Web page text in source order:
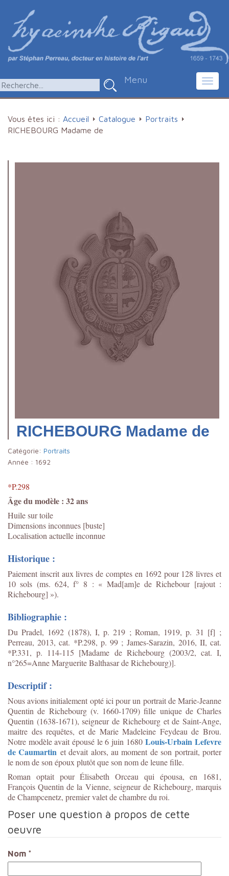
Menu
Vous êtes ici : Accueil Catalogue
Portraits
RICHEBOURG Madame de
RICHEBOURG Madame de
Catégorie: Portraits
Année : 1692
*P.298
Âge du modèle : 32 ans
Huile sur toile
Dimensions inconnues [buste]
Localisation actuelle inconnue
Historique :
Paiement inscrit aux livres de comptes en 1692 pour 128 livres et
10 sols (ms. 624, f° 8 : « Mad[am]ede Richebour [rajout :
Richebourg] »).
Bibliographie :
Du Pradel, 1692 (1878), I, p. 219 ; Roman, 1919, p. 31 [f] ;
Perreau, 2013, cat. *P.298, p. 99 ;James-Sarazin, 2016, II, cat.
*P.331, p. 114-115 [Madame de Richebourg (2003/2, cat. I,
n°265=Anne Marguerite Balthasar de Richebourg)].
Descriptif :
Nous avions initialement opté ici pour un portrait de Marie-Jeanne
Quentin de Richebourg (v. 1660-1709)fille unique de Charles
Quentin (1638-1671), seigneur de Richebourg et de Saint-Ange,
maitre des requêtes, et de Marie Madeleine Feydeau de Brou.
Notre modèle avait épousé le 6 juin 1680Louis-Urbain Lefevre
de Caumartin et devait alors, au moment de son portrait, porter
le nom de son époux plutôt que son nom de leune fille.
Roman optait pour Élisabeth Orceau qui épousa, en 1681,
François Quentin de la Vienne, seigneur de Richebourg, marquis
de Champcenetz, premier valet de chambre du roi.
Poser une question à propos de cette
oeuvre
Nom *